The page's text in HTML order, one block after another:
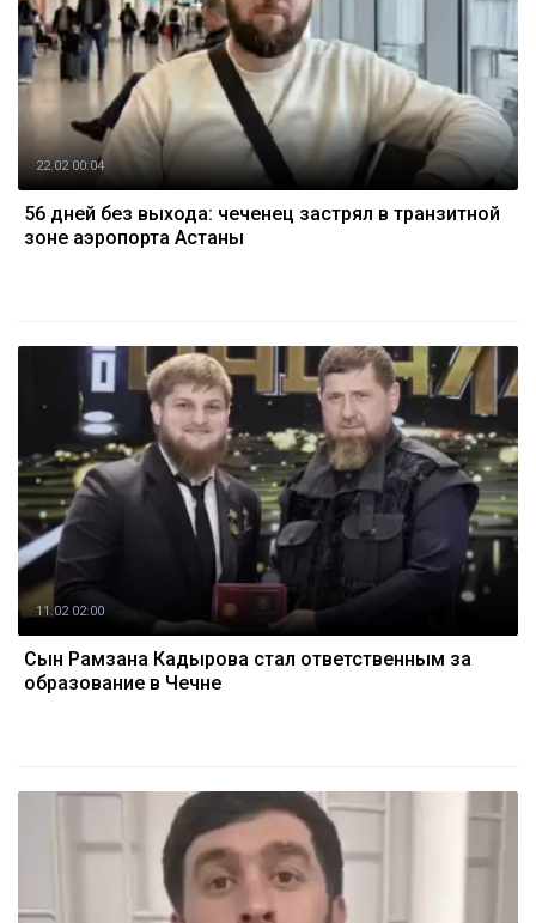
22.02 00:04
56 дней без выхода: чеченец застрял в транзитной
зоне аэропорта Астаны
11.02 02:00
Сын Рамзана Кадырова стал ответственным за
образование в Чечне